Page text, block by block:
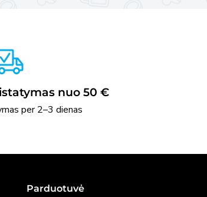
nuo 50 €
per 2–3 dienas
Parduotuvė